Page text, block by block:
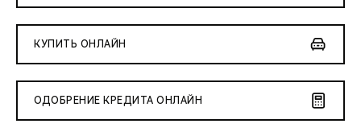
КУПИТЬ ОНЛАЙН
ОДОБРЕНИЕ КРЕДИТА ОНЛАЙН